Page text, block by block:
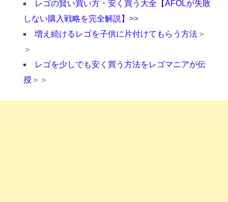
レゴの賢い買い方・安く買う大全【AFOLが失敗
しない購入戦略を完全解説】 >>
増え続けるレゴを子供に片付けてもらう方法 ＞
＞
レゴを少しでも安く買う方法をレゴマニアが伝
授 ＞＞